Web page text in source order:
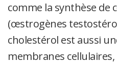
comme la synthèse de
(œstrogènes
cholestérol est aussi
membranes